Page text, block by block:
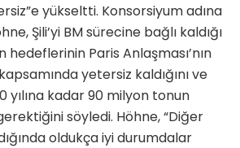
yükseltti. Konsorsiyum adına
Şili’yi BM sürecine bağlı kaldığı
Paris Anlaşması’nın
yetersiz kaldığını ve
yılına kadar 90 milyon tonun
söyledi. Höhne, “Diğer
oldukça iyi durumdalar